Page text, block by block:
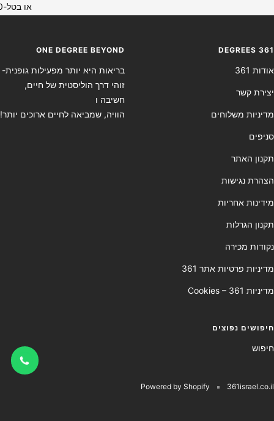
או בטל-0733406260
DEGREES 361
אודות 361
יצירת קשר
מדיניות משלוחים
סניפים
תקנון האתר
הצהרת נגישות
מידינות אחריות
תקנון הגרלות
נקודות מכירה
מדיניות פרטיות אתר 361
מדיניות Cookies – 361
ONE DEGREE BEYOND
בריאות היא יותר מפעילות גופנית-
זוהי דרך הוליסטית של חיים,
חשיבה ו
הוויה, שמביאה לחיים ארוכים יותר!
חיפושים נפוצים
חיפוש
361israel.co.il
Powered by Shopify